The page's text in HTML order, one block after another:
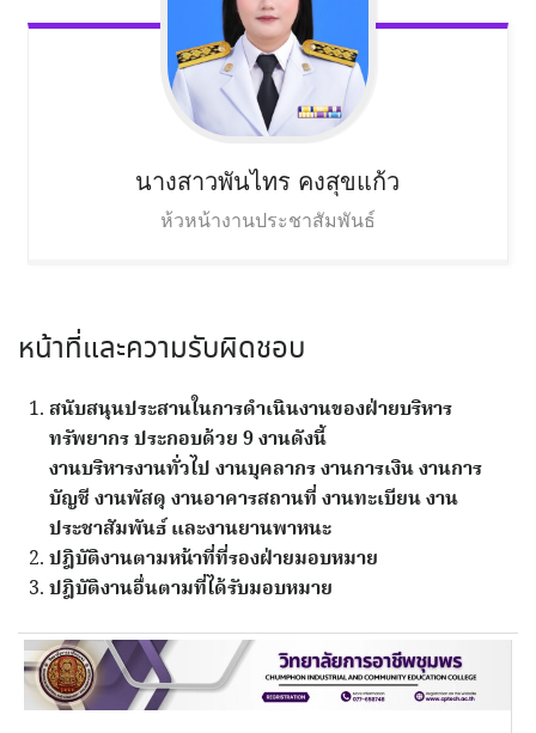
นางสาวพันไทร คงสุขแก้ว
ห้วหน้างานประชาสัมพันธ์
หน้าที่และความรับผิดชอบ
สนับสนุนประสานในการดำเนินงานของฝ่ายบริหาร
ทรัพยากร ประกอบด้วย 9 งานดังนี้
งานบริหารงานทั่วไป งานบุคลากร งานการเงิน งานการ
บัญชี งานพัสดุ งานอาคารสถานที่ งานทะเบียน งาน
ประชาสัมพันธ์ และงานยานพาหนะ
ปฎิบัติงานตามหน้าที่ที่รองฝ่ายมอบหมาย
ปฎิบัติงานอื่นตามที่ได้รับมอบหมาย